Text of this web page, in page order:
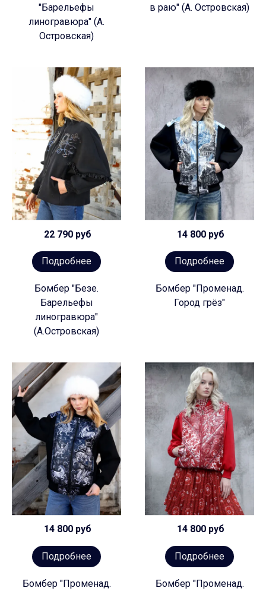
"Барельефы
линогравюра" (А.
Островская)
в раю" (А. Островская)
22 790 руб
Подробнее
Бомбер "Безе.
Барельефы
линогравюра"
(А.Островская)
14 800 руб
Подробнее
Бомбер "Променад.
Город грёз"
14 800 руб
Подробнее
Бомбер "Променад.
14 800 руб
Подробнее
Бомбер "Променад.